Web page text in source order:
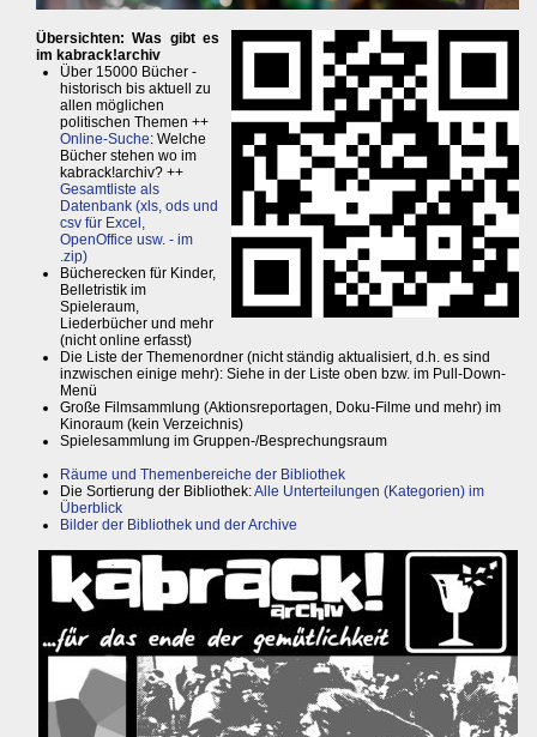
Übersichten: Was gibt es
im kabrack!archiv
Über 15000 Bücher -
historisch bis aktuell zu
allen möglichen
politischen Themen ++
Online-Suche: Welche
Bücher stehen wo im
kabrack!archiv? ++
Gesamtliste als
Datenbank (xls, ods und
csv für Excel,
OpenOffice usw. - im
.zip)
Bücherecken für Kinder,
Belletristik im
Spieleraum,
Liederbücher und mehr
(nicht online erfasst)
Die Liste der Themenordner (nicht ständig aktualisiert, d.h. es sind
inzwischen einige mehr): Siehe in der Liste oben bzw. im Pull-Down-
Menü
Große Filmsammlung (Aktionsreportagen, Doku-Filme und mehr) im
Kinoraum (kein Verzeichnis)
Spielesammlung im Gruppen-/Besprechungsraum
Räume und Themenbereiche der Bibliothek
Die Sortierung der Bibliothek:Alle Unterteilungen (Kategorien) im
Überblick
Bilder der Bibliothek und der Archive